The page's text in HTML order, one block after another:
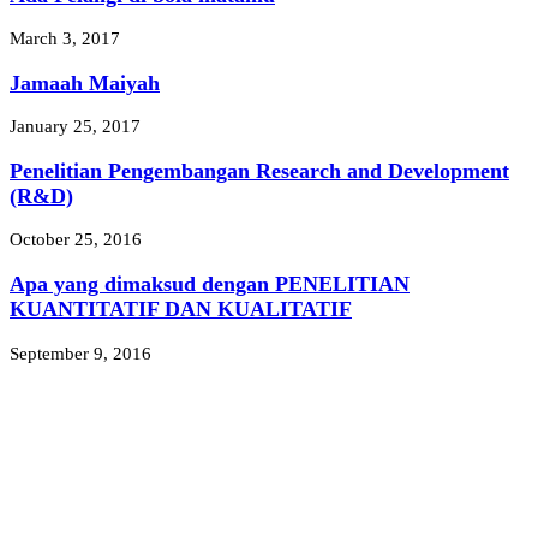
March 3, 2017
Jamaah Maiyah
January 25, 2017
Penelitian Pengembangan Research and Development
(R&D)
October 25, 2016
Apa yang dimaksud dengan PENELITIAN
KUANTITATIF DAN KUALITATIF
September 9, 2016